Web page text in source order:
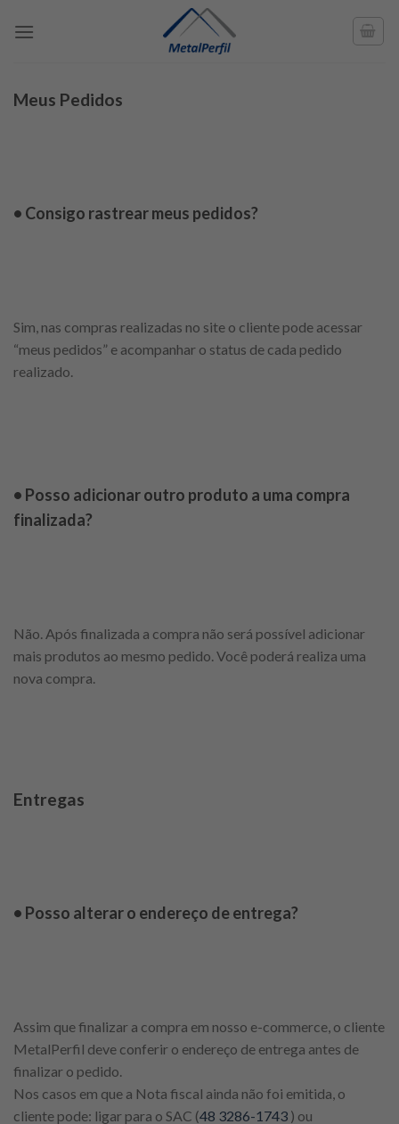
Meus Pedidos
• Consigo rastrear meus pedidos?
Sim, nas compras realizadas no site o cliente pode acessar
“meus pedidos” e acompanhar o status de cada pedido
realizado.
• Posso adicionar outro produto a uma compra
finalizada?
Não. Após finalizada a compra não será possível adicionar
mais produtos ao mesmo pedido. Você poderá realiza uma
nova compra.
Entregas
• Posso alterar o endereço de entrega?
Assim que finalizar a compra em nosso e-commerce, o cliente
MetalPerfil deve conferir o endereço de entrega antes de
finalizar o pedido.
Nos casos em que a Nota fiscal ainda não foi emitida, o
cliente pode: ligar para o SAC (48 3286-1743 ) ou